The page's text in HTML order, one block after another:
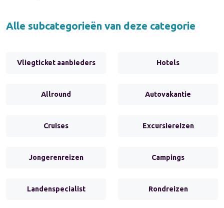
Alle subcategorieën van deze categorie
Vliegticket aanbieders Hotels
Allround Autovakantie
Cruises Excursiereizen
Jongerenreizen Campings
Landenspecialist Rondreizen